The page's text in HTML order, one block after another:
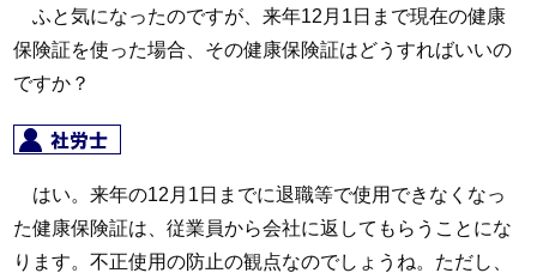
ふと気になったのですが、来年12月1日まで現在の健康
保険証を使った場合、その健康保険証はどうすればいいの
ですか？
はい。来年の12月1日までに退職等で使用できなくなっ
た健康保険証は、従業員から会社に返してもらうことにな
ります。不正使用の防止の観点なのでしょうね。ただし、